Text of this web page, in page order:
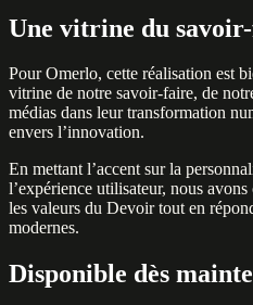
Une vitrine du
Pour Omerlo, cette réalisation est
vitrine de notre savoir-faire, de
médias dans leur transformation
envers l’innovation.
En mettant l’accent sur la
l’expérience utilisateur, nous
les valeurs du Devoir tout en
modernes.
Disponible dès